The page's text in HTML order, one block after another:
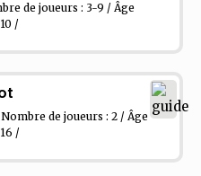
de joueurs : 3-9 / Âge
/
Nombre de joueurs : 2 / Âge
/